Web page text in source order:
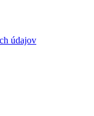
údajov